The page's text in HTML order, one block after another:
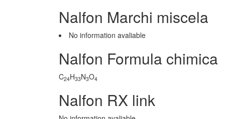
Nalfon Marchi miscela
No information avaliable
Nalfon Formula chimica
C24H33N3O4
Nalfon RX link